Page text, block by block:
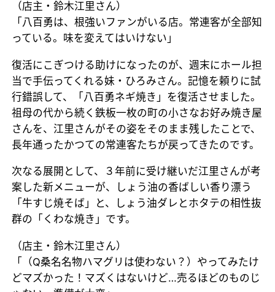
（店主・鈴木江里さん）
「八百勇は、根強いファンがいる店。常連客が全部知
っている。味を変えてはいけない」
復活にこぎつける助けになったのが、週末にホール担
当で手伝ってくれる妹・ひろみさん。記憶を頼りに試
行錯誤して、「八百勇ネギ焼き」を復活させました。
祖母の代から続く鉄板一枚の町の小さなお好み焼き屋
さんを、江里さんがその姿をそのまま残したことで、
長年通ったかつての常連客たちが戻ってきたのです。
次なる展開として、３年前に受け継いだ江里さんが考
案した新メニューが、しょう油の香ばしい香り漂う
「牛すじ焼そば」と、しょう油ダレとホタテの相性抜
群の「くわな焼き」です。
（店主・鈴木江里さん）
「（Q桑名名物ハマグリは使わない？）やってみたけ
どマズかった！マズくはないけど…売るほどのものじ